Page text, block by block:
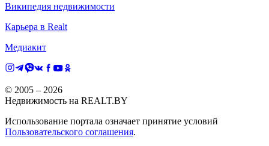
Википедия недвижимости
Карьера в Realt
Медиакит
© 2005 – 2026
Недвижимость на REALT.BY
Использование портала означает принятие условий
Пользовательского соглашения.